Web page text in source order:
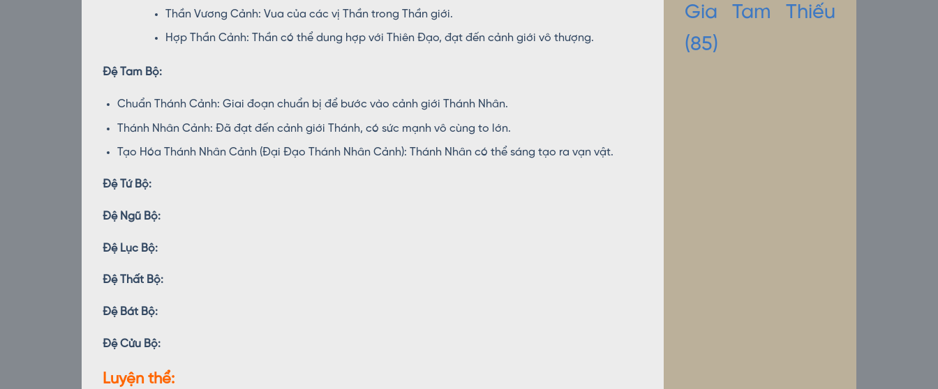
Thần Vương Cảnh: Vua của các vị Thần trong Thần giới.
Hợp Thần Cảnh: Thần có thể dung hợp với Thiên Đạo, đạt đến cảnh giới vô thượng.
Đệ Tam Bộ:
Chuẩn Thánh Cảnh: Giai đoạn chuẩn bị để bước vào cảnh giới Thánh Nhân.
Thánh Nhân Cảnh: Đã đạt đến cảnh giới Thánh, có sức mạnh vô cùng to lớn.
Tạo Hóa Thánh Nhân Cảnh (Đại Đạo Thánh Nhân Cảnh): Thánh Nhân có thể sáng tạo ra vạn vật.
Đệ Tứ Bộ:
Đệ Ngũ Bộ:
Đệ Lục Bộ:
Đệ Thất Bộ:
Đệ Bát Bộ:
Đệ Cửu Bộ:
Luyện thể:
Gia Tam Thiếu
(85)